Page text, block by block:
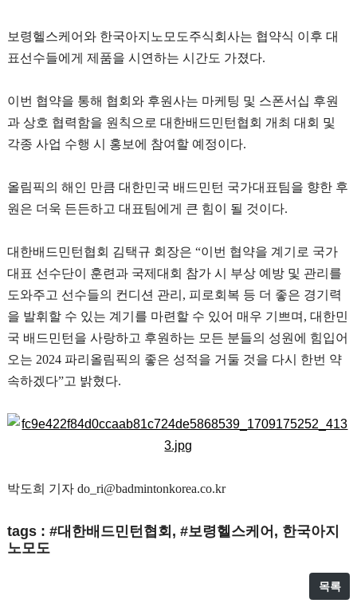
보령헬스케어와 한국아지노모도주식회사는 협약식 이후 대
표선수들에게 제품을 시연하는 시간도 가졌다.
이번 협약을 통해 협회와 후원사는 마케팅 및 스폰서십 후원
과 상호 협력함을 원칙으로 대한배드민턴협회 개최 대회 및
각종 사업 수행 시 홍보에 참여할 예정이다.
올림픽의 해인 만큼 대한민국 배드민턴 국가대표팀을 향한 후
원은 더욱 든든하고 대표팀에게 큰 힘이 될 것이다.
대한배드민턴협회 김택규 회장은 “이번 협약을 계기로 국가
대표 선수단이 훈련과 국제대회 참가 시 부상 예방 및 관리를
도와주고 선수들의 컨디션 관리 , 피로회복 등 더 좋은 경기력
을 발휘할 수 있는 계기를 마련할 수 있어 매우 기쁘며 , 대한민
국 배드민턴을 사랑하고 후원하는 모든 분들의 성원에 힘입어
오는 2024 파리올림픽의 좋은 성적을 거둘 것을 다시 한번 약
속하겠다”고 밝혔다.
박도희 기자 do_ri@badmintonkorea.co.kr
tags : #대한배드민턴협회, #보령헬스케어, 한국아지
노모도
목록